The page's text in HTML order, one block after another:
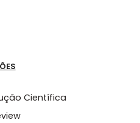
Científica